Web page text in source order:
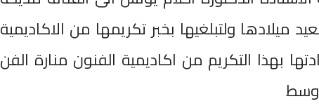
ميلادها ولتبلغيها بخبر تكريمها من الاكاديمية
بهذا التكريم من اكاديمية الفنون منارة الفن